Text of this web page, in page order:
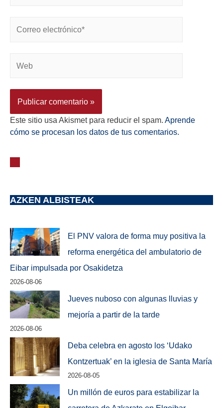
Este sitio usa Akismet para reducir el spam. Aprende
cómo se procesan los datos de tus comentarios.
AZKEN ALBISTEAK
El PNV valora de forma muy positiva la
reforma energética del ambulatorio de
Eibar impulsada por Osakidetza
2026-08-06
Jueves nuboso con algunas lluvias y
mejoría a partir de la tarde
2026-08-06
Deba celebra en agosto los ‘Udako
Kontzertuak’ en la iglesia de Santa María
2026-08-05
Un millón de euros para estabilizar la